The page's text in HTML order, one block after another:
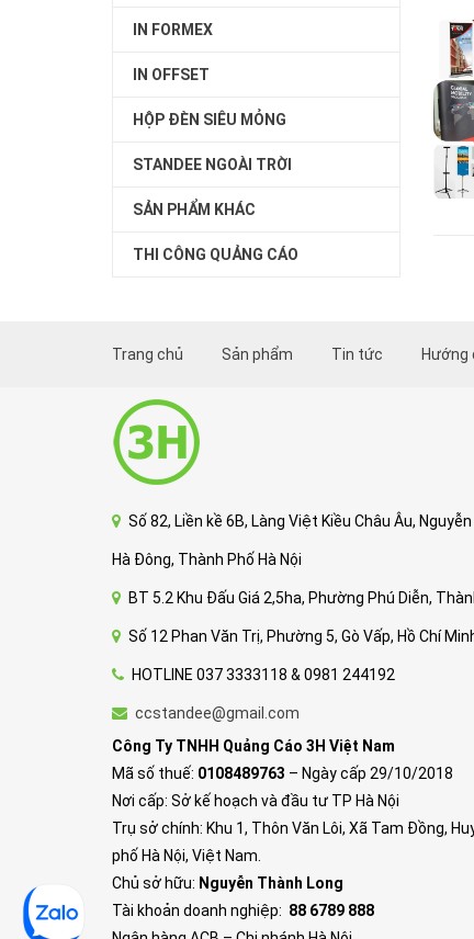
IN FORMEX
IN OFFSET
HỘP ĐÈN SIÊU MỎNG
STANDEE NGOÀI TRỜI
SẢN PHẨM KHÁC
THI CÔNG QUẢNG CÁO
Trang chủ Sản phẩm Tin tức Hướng
Số 82, Liền kề 6B, Làng Việt Kiều Châu Âu,
Hà Đông, Thành Phố Hà Nội
BT 5.2 Khu Đấu Giá 2,5ha, Phường Phú Diễn,
Số 12 Phan Văn Trị, Phường 5, Gò Vấp, Hồ Chí
HOTLINE 037 3333118 & 0981 244192
ccstandee@gmail.com
Công Ty TNHH Quảng Cáo 3H Việt Nam
Mã số thuế: 0108489763 – Ngày cấp 29/10/2018
Nơi cấp: Sở kế hoạch và đầu tư TP Hà Nội
Trụ sở chính: Khu 1, Thôn Văn Lôi, Xã Tam Đồng,
phố Hà Nội, Việt Nam.
Chủ sở hữu: Nguyễn Thành Long
Tài khoản doanh nghiệp: 88 6789 888